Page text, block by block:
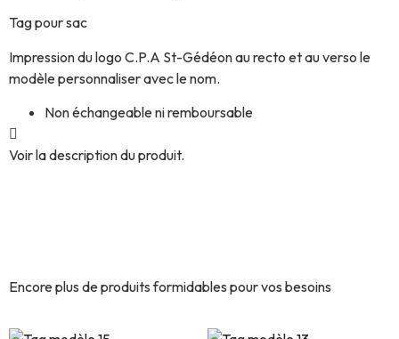
Tag pour sac
Impression du logo C.P.A St-Gédéon au recto et au verso le
modèle personnaliser avec le nom.
Non échangeable ni remboursable
Voir la description du produit.
Encore plus de produits formidables pour vos besoins